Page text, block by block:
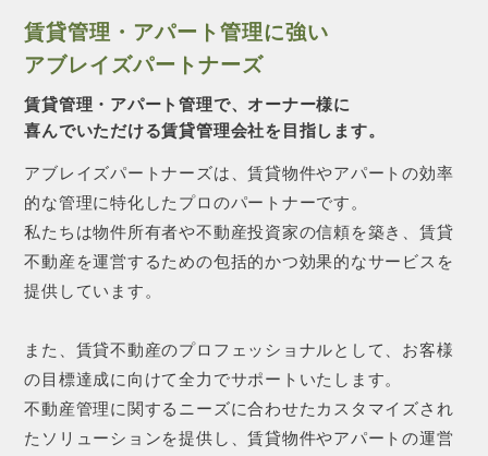
賃貸管理・アパート管理に強い
アブレイズパートナーズ
賃貸管理・アパート管理で、オーナー様に
喜んでいただける賃貸管理会社を目指します。
アブレイズパートナーズは、賃貸物件やアパートの効率
的な管理に特化したプロのパートナーです。
私たちは物件所有者や不動産投資家の信頼を築き、賃貸
不動産を運営するための包括的かつ効果的なサービスを
提供しています。
また、賃貸不動産のプロフェッショナルとして、お客様
の目標達成に向けて全力でサポートいたします。
不動産管理に関するニーズに合わせたカスタマイズされ
たソリューションを提供し、賃貸物件やアパートの運営